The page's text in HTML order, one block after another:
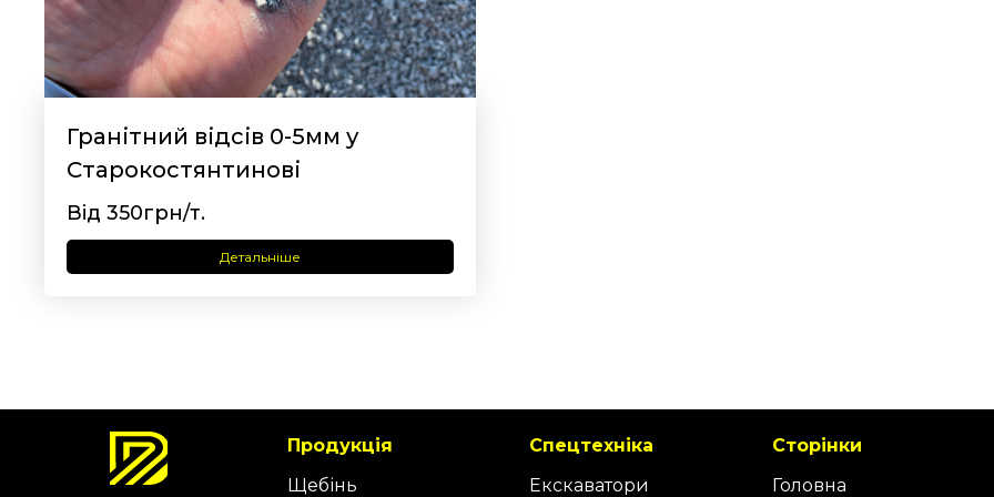
Гранітний відсів 0-5мм у
Старокостянтинові
Від 350грн/т.
Детальніше
Продукція
Щебінь
Спецтехніка
Екскаватори
Сторінки
Головна